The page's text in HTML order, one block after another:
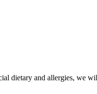
dietary and allergies, we